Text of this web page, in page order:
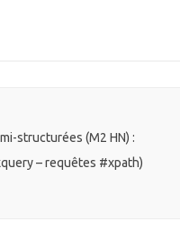
structurées (M2 HN) :
– requêtes #xpath)